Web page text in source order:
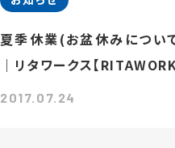
夏季休業(お盆休みについ
｜リタワークス【
2017.07.24